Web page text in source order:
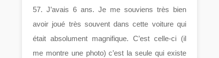
57. J’avais 6 ans. Je me souviens très bien
avoir joué très souvent dans cette voiture qui
était absolument magnifique. C’est celle-ci (il
me montre une photo) c’est la seule qui existe